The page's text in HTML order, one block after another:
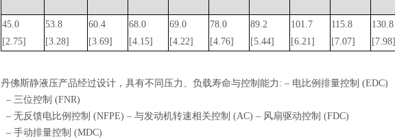
45.0
[2.75]
53.8
[3.28]
60.4
[3.69]
68.0
[4.15]
69.0
[4.22]
78.0
[4.76]
89.2
[5.44]
101.7
[6.21]
115.8
[7.07]
130.8
[7.98]
丹佛斯静液压产品经过设计，具有不同压力、负载寿命与控制能力: ‒ 电比例排量控制 (EDC)
‒ 三位控制 (FNR)
‒ 无反馈电比例控制 (NFPE) ‒ 与发动机转速相关控制 (AC) ‒ 风扇驱动控制 (FDC)
‒ 手动排量控制 (MDC)